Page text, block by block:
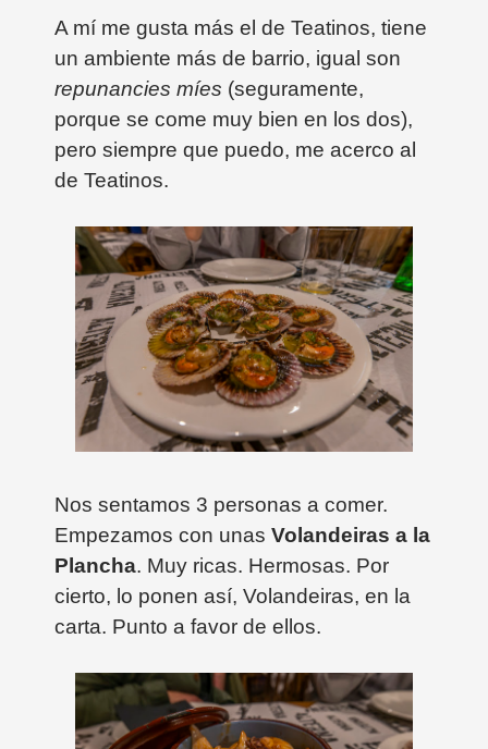
A mí me gusta más el de Teatinos, tiene
un ambiente más de barrio, igual son
repunancies míes (seguramente,
porque se come muy bien en los dos),
pero siempre que puedo, me acerco al
de Teatinos.
Nos sentamos 3 personas a comer.
Empezamos con unas Volandeiras a la
Plancha. Muy ricas. Hermosas. Por
cierto, lo ponen así, Volandeiras, en la
carta. Punto a favor de ellos.